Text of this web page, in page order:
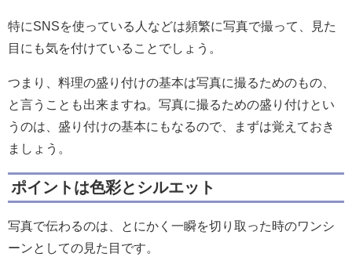
特にSNSを使っている人などは頻繁に写真で撮って、見た
目にも気を付けていることでしょう。
つまり、料理の盛り付けの基本は写真に撮るためのもの、
と言うことも出来ますね。写真に撮るための盛り付けとい
うのは、盛り付けの基本にもなるので、まずは覚えておき
ましょう。
ポイントは色彩とシルエット
写真で伝わるのは、とにかく一瞬を切り取った時のワンシ
ーンとしての見た目です。